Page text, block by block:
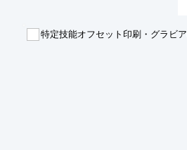
特定技能オフセット印刷・グラビ